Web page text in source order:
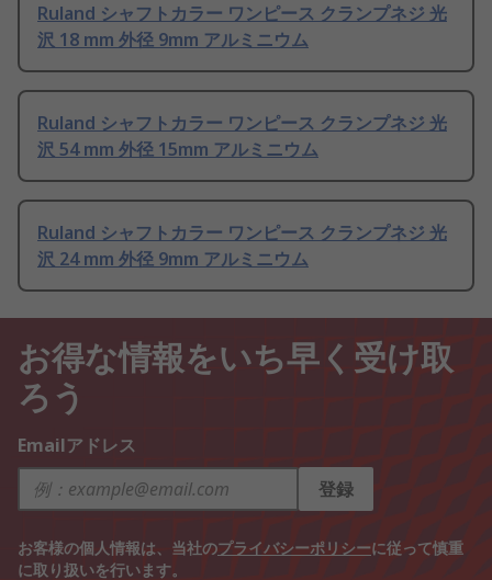
Ruland シャフトカラー ワンピース クランプネジ 光
沢 18 mm 外径 9mm アルミニウム
Ruland シャフトカラー ワンピース クランプネジ 光
沢 54 mm 外径 15mm アルミニウム
Ruland シャフトカラー ワンピース クランプネジ 光
沢 24 mm 外径 9mm アルミニウム
お得な情報をいち早く受け取
ろう
Emailアドレス
登録
お客様の個人情報は、当社のプライバシーポリシーに従って慎重
に取り扱いを行います。